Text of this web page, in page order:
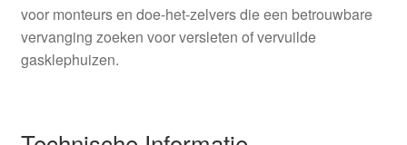
voor monteurs en doe-het-zelvers die een betrouwbare
vervanging zoeken voor versleten of vervuilde
gasklephuizen.